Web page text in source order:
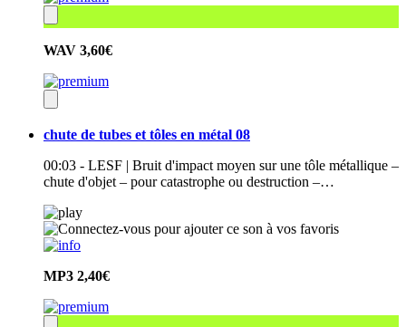
WAV 3,60€
chute de tubes et tôles en métal 08
00:03 - LESF | Bruit d'impact moyen sur une tôle métallique –
chute d'objet – pour catastrophe ou destruction –…
MP3 2,40€